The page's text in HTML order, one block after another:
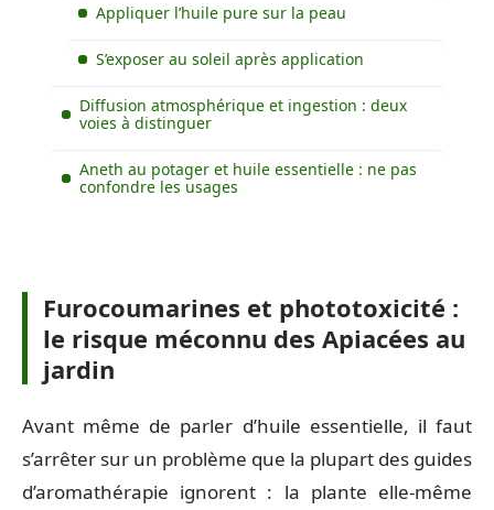
Appliquer l’huile pure sur la peau
S’exposer au soleil après application
Diffusion atmosphérique et ingestion : deux
voies à distinguer
Aneth au potager et huile essentielle : ne pas
confondre les usages
Furocoumarines et phototoxicité :
le risque méconnu des Apiacées au
jardin
Avant même de parler d’huile essentielle, il faut
s’arrêter sur un problème que la plupart des guides
d’aromathérapie ignorent : la plante elle-même